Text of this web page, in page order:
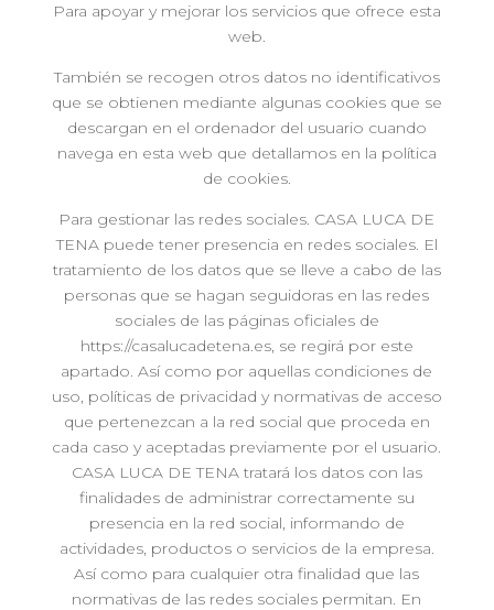
Para apoyar y mejorar los servicios que ofrece esta
web.
También se recogen otros datos no identificativos
que se obtienen mediante algunas cookies que se
descargan en el ordenador del usuario cuando
navega en esta web que detallamos en la política
de cookies.
Para gestionar las redes sociales. CASA LUCA DE
TENA puede tener presencia en redes sociales. El
tratamiento de los datos que se lleve a cabo de las
personas que se hagan seguidoras en las redes
sociales de las páginas oficiales de
https://casalucadetena.es, se regirá por este
apartado. Así como por aquellas condiciones de
uso, políticas de privacidad y normativas de acceso
que pertenezcan a la red social que proceda en
cada caso y aceptadas previamente por el usuario.
CASA LUCA DE TENA tratará los datos con las
finalidades de administrar correctamente su
presencia en la red social, informando de
actividades, productos o servicios de la empresa.
Así como para cualquier otra finalidad que las
normativas de las redes sociales permitan. En